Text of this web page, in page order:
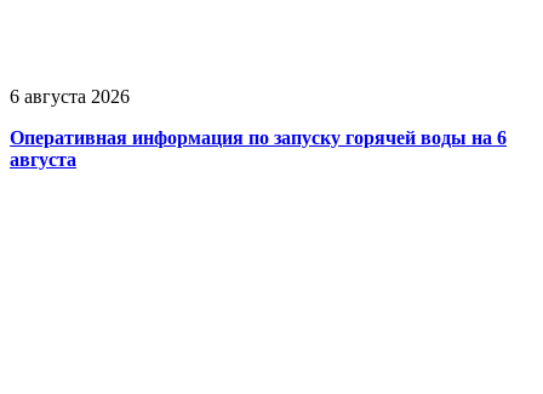
6 августа 2026
Оперативная информация по запуску горячей воды на 6
августа